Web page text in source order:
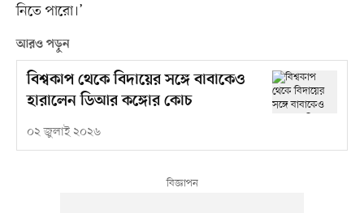
নিতে পারো।’
আরও পড়ুন
বিশ্বকাপ থেকে বিদায়ের সঙ্গে বাবাকেও
হারালেন ডিআর কঙ্গোর কোচ
০২ জুলাই ২০২৬